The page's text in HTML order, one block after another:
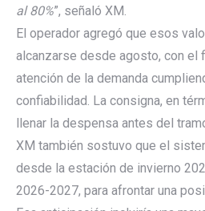
al 80%”, señaló XM.
El operador agregó que esos
alcanzarse desde agosto, con el
atención de la demanda
confiabilidad. La consigna, en
llenar la despensa antes del
XM también sostuvo que el
desde la estación de invierno
2026-2027, para afrontar una